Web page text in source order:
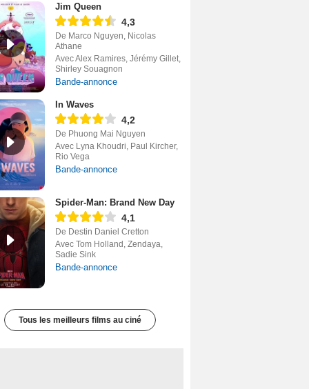
Jim Queen
4,3
De Marco Nguyen, Nicolas
Athane
Avec Alex Ramires, Jérémy Gillet,
Shirley Souagnon
Bande-annonce
In Waves
4,2
De Phuong Mai Nguyen
Avec Lyna Khoudri, Paul Kircher,
Rio Vega
Bande-annonce
Spider-Man: Brand New Day
4,1
De Destin Daniel Cretton
Avec Tom Holland, Zendaya,
Sadie Sink
Bande-annonce
Tous les meilleurs films au ciné